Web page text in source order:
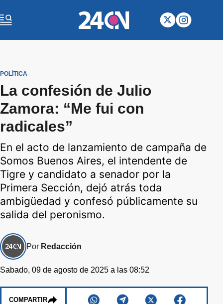
POLÍTICA
La confesión de Julio
Zamora: “Me fui con
radicales”
En el acto de lanzamiento de campaña de
Somos Buenos Aires, el intendente de
Tigre y candidato a senador por la
Primera Sección, dejó atrás toda
ambigüedad y confesó públicamente su
salida del peronismo.
Por Redacción
Sabado, 09 de agosto de 2025 a las 08:52
COMPARTIR